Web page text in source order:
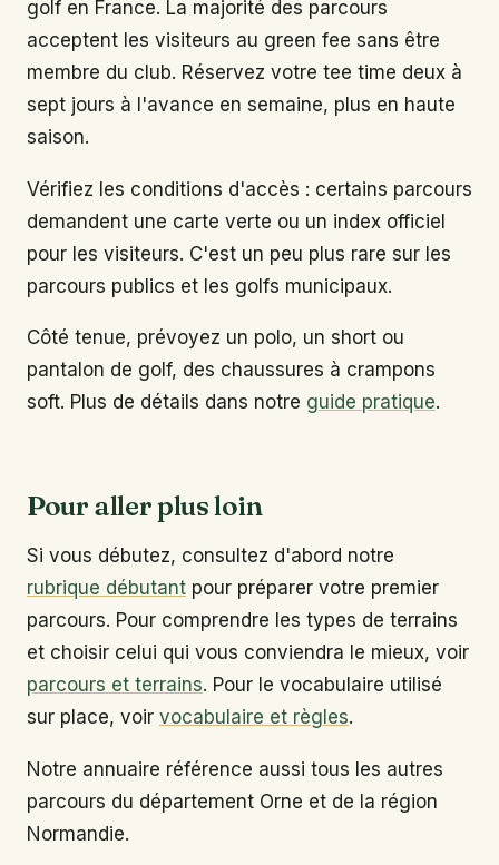
golf en France. La majorité des parcours
acceptent les visiteurs au green fee sans être
membre du club. Réservez votre tee time deux à
sept jours à l'avance en semaine, plus en haute
saison.
Vérifiez les conditions d'accès : certains parcours
demandent une carte verte ou un index officiel
pour les visiteurs. C'est un peu plus rare sur les
parcours publics et les golfs municipaux.
Côté tenue, prévoyez un polo, un short ou
pantalon de golf, des chaussures à crampons
soft. Plus de détails dans notre guide pratique.
Pour aller plus loin
Si vous débutez, consultez d'abord notre
rubrique débutant pour préparer votre premier
parcours. Pour comprendre les types de terrains
et choisir celui qui vous conviendra le mieux, voir
parcours et terrains. Pour le vocabulaire utilisé
sur place, voir vocabulaire et règles.
Notre annuaire référence aussi tous les autres
parcours du département Orne et de la région
Normandie.